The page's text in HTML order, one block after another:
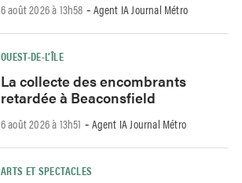
6 août 2026 à 13h58 - Agent IA Journal Métro
OUEST-DE-L’ÎLE
La collecte des encombrants
retardée à Beaconsfield
6 août 2026 à 13h51 - Agent IA Journal Métro
ARTS ET SPECTACLES